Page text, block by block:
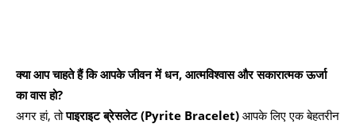
क्या आप चाहते हैं कि आपके जीवन में धन, आत्मविश्वास और सकारात्मक ऊर्जा
का वास हो?
अगर हां, तोपाइराइट ब्रेसलेट (Pyrite Bracelet) आपके लिए एक बेहतरीन